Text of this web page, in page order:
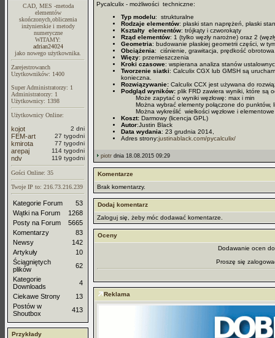
CAD, MES -metoda
elementów
skończonych,obliczenia
inżynierskie i metody
numeryczne
WITAMY:
adrian24024
jako nowego użytkownika.
Zarejestrowanch
Uzytkowników: 1400
Super Administratorzy: 1
Administratorzy: 1
Użytkownicy: 1398
Użytkownicy Online:
kojot 2 dni
FEM-art 27 tygodni
kmirota 77 tygodni
arepaj 114 tygodni
ndv 119 tygodni
Gości Online: 35
Twoje IP to: 216.73.216.239
Kategorie Forum
53
Wątki na Forum
1268
Posty na Forum
5665
Komentarzy
83
Newsy
142
Artykuły
10
Ściągniętych
plików
62
Kategorie
Downloads
4
Ciekawe Strony
13
Postów w
Shoutbox
413
Przykłady
Pycalculix - możliwości techniczne:
Typ modelu: strukturalne
Rodzaje elementów: płaski stan naprężeń, płaski
Kształty elementów: trójkąty i czworokąty
Rząd elementów: 1 (tylko węzły narożne) oraz 2
Geometria: budowanie płaskiej geometrii części, w
Obciążenia: ciśnienie, grawitacja, prędkość
Więzy: przemieszczenia
Kroki czasowe: wspierana analiza stanów
Tworzenie siatki: Calculix CGX lub GMSH są
konieczna.
Rozwiązywanie: Calculix CCX jest używana do
Podgląd wyników: plik FRD zawiera wyniki, które są
Może zapytać o wyniki węzłowę: max i min
Można wybrać elementy połączone do punktów,
Można wykreślić wielkości węzłowe i elementowe
Koszt: Darmowy (licencja GPL)
Autor:Justin Black
Data wydania: 23 grudnia 2014,
Adres strony:justinablack.com/pycalculix/
piotr dnia 18.08.2015 09:29
Komentarze
Brak komentarzy.
Dodaj komentarz
Zaloguj się, żeby móc dodawać komentarze.
Oceny
Dodawanie ocen
Proszę się
Reklama